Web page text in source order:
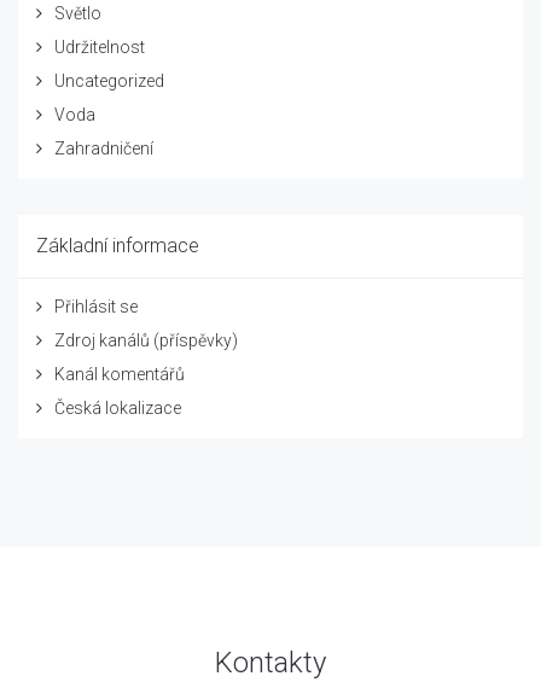
Světlo
Udržitelnost
Uncategorized
Voda
Zahradničení
Základní informace
Přihlásit se
Zdroj kanálů (příspěvky)
Kanál komentářů
Česká lokalizace
Kontakty